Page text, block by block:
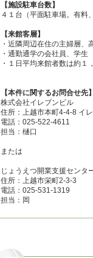
【施設駐車台数】
４１台（平面駐車場。有料
【来館客層】
・近隣周辺在住の主婦層、
・通勤通学の会社員、学生
・１日平均来館者数は約１
【本件に関するお問合せ先
株式会社イレブンビル
住所：上越市本町4-4-8 イ
電話：025-522-4611
担当：樋口
または
じょうえつ開業支援センタ
住所：上越市栄町2-3-3
電話：025-531-1319
担当：岡